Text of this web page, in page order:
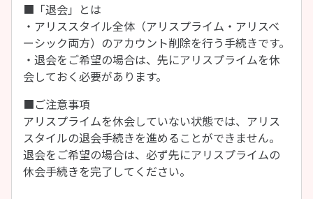
■「退会」とは
・アリススタイル全体（アリスプライム・アリスベ
ーシック両方）のアカウント削除を行う手続きです。
・退会をご希望の場合は、先にアリスプライムを休
会しておく必要があります。
■ご注意事項
アリスプライムを休会していない状態では、アリス
スタイルの退会手続きを進めることができません。
退会をご希望の場合は、必ず先にアリスプライムの
休会手続きを完了してください。